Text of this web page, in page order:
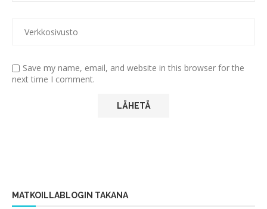
Save my name, email, and website in this browser for the
next time I comment.
MATKOILLABLOGIN TAKANA